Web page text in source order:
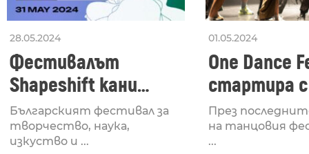
28.05.2024
Фестивалът
Shapeshift кани
Fabrizio Mammarella
за откриването си
Българският фестивал за
творчество, наука,
изкуство и ...
01.05.2024
One Dance
стартира
Lucid,
рейв
През
на танцовия
...